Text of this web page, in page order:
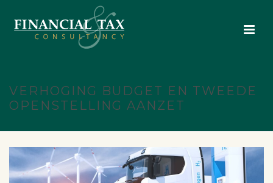
VERHOGING BUDGET EN TWEEDE
OPENSTELLING AANZET